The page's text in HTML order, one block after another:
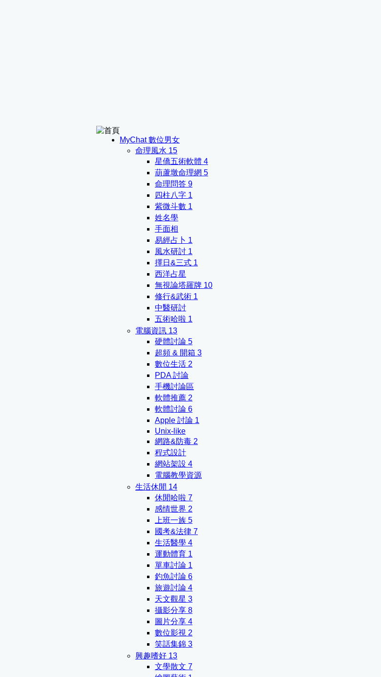
MyChat 數位男女
命理風水 15
星僑五術軟體 4
葫蘆墩命理網 5
命理問答 9
四柱八字 1
紫微斗數 1
姓名學
手面相
易經占卜 1
風水研討 1
擇日&三式 1
西洋占星
無視論塔羅牌 10
修行&武術 1
中醫研討
五術哈啦 1
電腦資訊 13
硬體討論 5
超頻 & 開箱 3
數位生活 2
PDA 討論
手機討論區
軟體推薦 2
軟體討論 6
Apple 討論 1
Unix-like
網路&防毒 2
程式設計
網站架設 4
電腦教學資源
生活休閒 14
休閒哈啦 7
感情世界 2
上班一族 5
國考&法律 7
生活醫學 4
運動體育 1
單車討論 1
釣魚討論 6
旅遊討論 4
天文觀星 3
攝影分享 8
圖片分享 4
數位影視 2
笑話集錦 3
興趣嗜好 13
文學散文 7